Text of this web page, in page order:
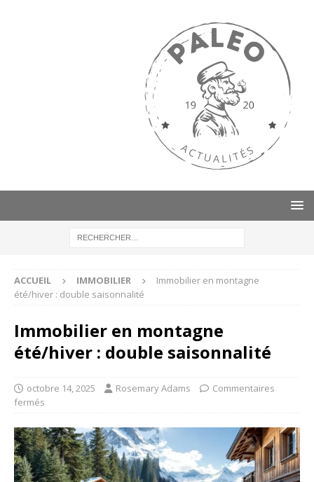
ACCUEIL IMMOBILIER
Immobilier en montagne
été/hiver : double saisonnalité
Immobilier en montagne
été/hiver : double saisonnalité
octobre 14, 2025 Rosemary Adams
Commentaires
fermés